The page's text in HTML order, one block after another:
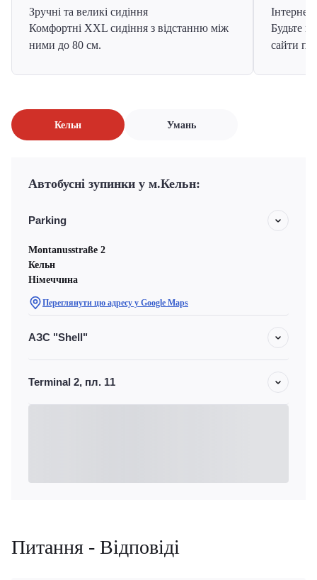
Зручні та великі сидіння
Комфортні XXL сидіння з відстанню між
ними до 80 см.
Інтернет
Будьте
сайти
Кельн Умань
Автобусні зупинки у м.Кельн:
Parking
Montanusstraße 2
Кельн
Німеччина
Переглянути цю адресу у Google Maps
АЗС "Shell"
Terminal 2, пл. 11
Питання - Відповіді